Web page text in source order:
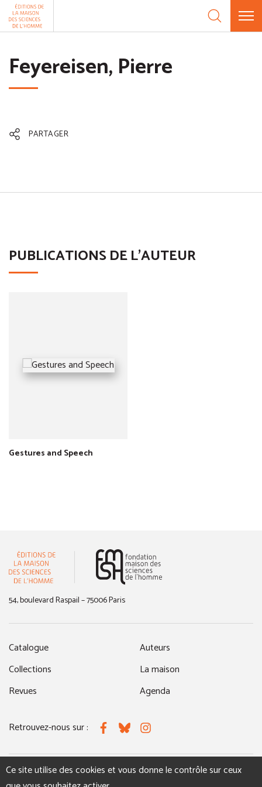
Aller au contenu
Feyereisen, Pierre
PARTAGER
PUBLICATIONS DE L'AUTEUR
Gestures and Speech
54, boulevard Raspail – 75006 Paris
Catalogue
Collections
Revues
Auteurs
La maison
Agenda
Retrouvez-nous sur : FacebookBlueskyInstagram
Panneau de gestion des cookies
Ce site utilise des cookies et vous donne le contrôle sur ceux